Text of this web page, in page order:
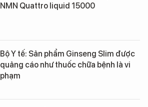
NMN Quattro liquid 15000
Bộ Y tế: Sản phẩm Ginseng Slim được
quảng cáo như thuốc chữa bệnh là vi
phạm